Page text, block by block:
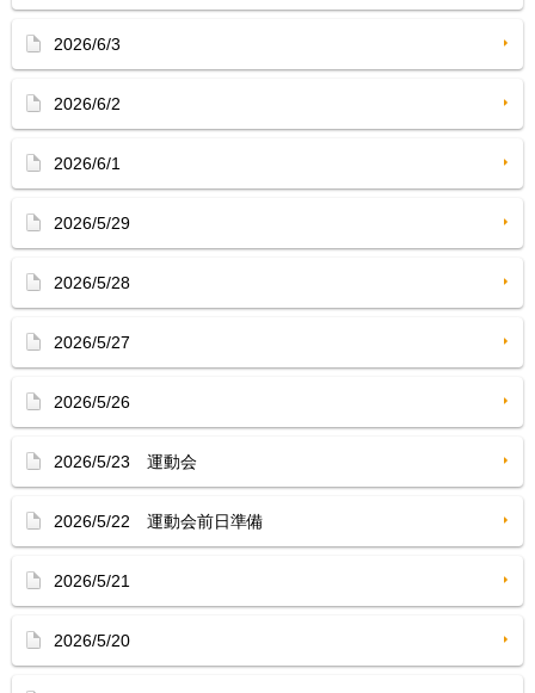
2026/6/3
2026/6/2
2026/6/1
2026/5/29
2026/5/28
2026/5/27
2026/5/26
2026/5/23 運動会
2026/5/22 運動会前日準備
2026/5/21
2026/5/20